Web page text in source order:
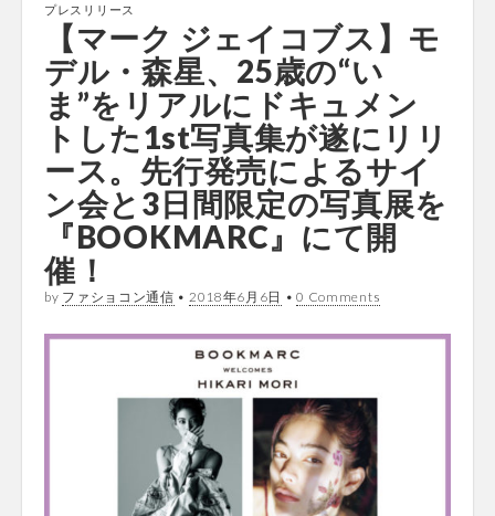
プレスリリース
【マーク ジェイコブス】モ
デル・森星、25歳の“い
ま”をリアルにドキュメン
トした1st写真集が遂にリリ
ース。先行発売によるサイ
ン会と3日間限定の写真展を
『BOOKMARC』にて開
催！
by ファショコン通信 • 2018年6月6日 •0 Comments